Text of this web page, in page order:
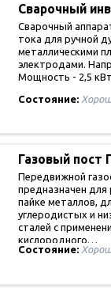
Сварочный
постоянного…
Сварочный
тока для ручной
металлическими
электродами.
Мощность - 2,5
Состояние:
Газовый
Передвижной
предназначен
пайке металлов,
углеродистых и
сталей с
кислородного…
Состояние: